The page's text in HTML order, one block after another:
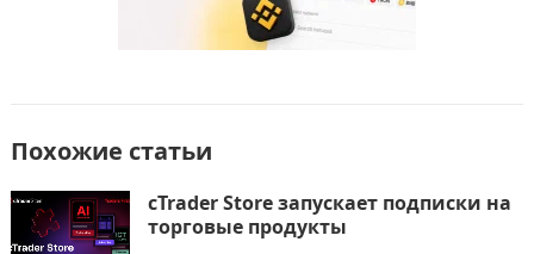
Похожие статьи
cTrader Store запускает подписки на
торговые продукты